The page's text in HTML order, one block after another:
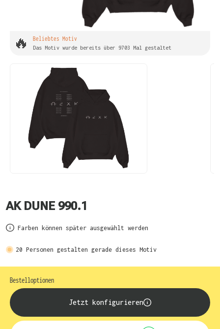
🔥 Beliebtes Motiv
Das Motiv wurde bereits über 9703 Mal gestaltet
AK DUNE 990.1
Farben können später ausgewählt werden
20 Personen gestalten gerade dieses Motiv
Bestelloptionen
Jetzt konfigurieren